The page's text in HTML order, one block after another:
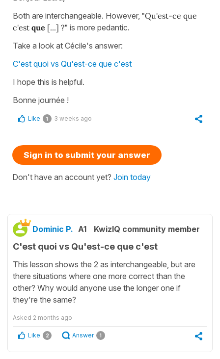
Both are interchangeable. However, "Qu'est-ce que
c'est que [...] ?" is more pedantic.
Take a look at Cécile's answer:
C'est quoi vs Qu'est-ce que c'est
I hope this is helpful.
Bonne journée !
Like 1 3 weeks ago
Sign in to submit your answer
Don't have an account yet? Join today
Dominic P. A1 KwizIQ community member
C'est quoi vs Qu'est-ce que c'est
This lesson shows the 2 as interchangeable, but are
there situations where one more correct than the
other? Why would anyone use the longer one if
they're the same?
Asked 2 months ago
Like 2 Answer 1